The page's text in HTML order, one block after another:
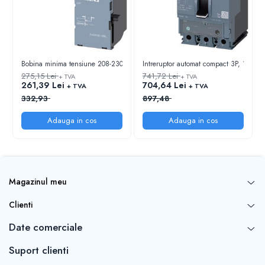
Bobina minima tensiune 208-230 Vac pentru intrerupator compact SIRIUS
275,15 Lei+ TVA
261,39 Lei + TVA
332,93
Adauga in cos
Intreruptor automat compact 3P, 100A,
741,72 Lei+ TVA
704,64 Lei + TVA
897,48
Adauga in cos
Magazinul meu
Clienti
Date comerciale
Suport clienti